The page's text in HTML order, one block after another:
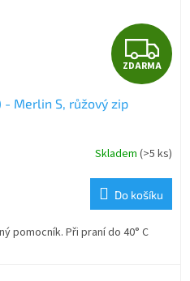
Z
D
R
M
A
ZDARMA
Merlin S, růžový zip
Skladem (>5 ks)
Do košíku
pomocník. Při praní do 40° C